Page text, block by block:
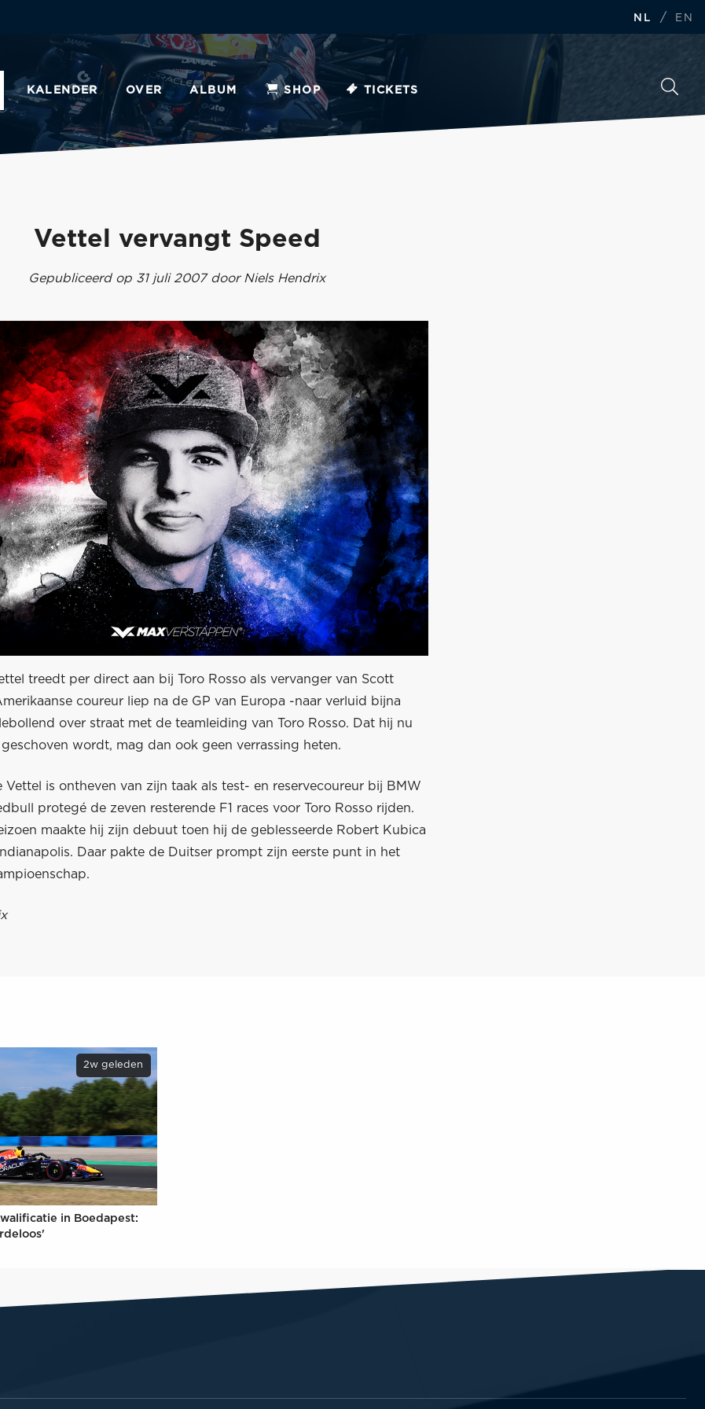
NL / EN
KALENDER OVER ALBUM SHOP TICKETS
Vettel vervangt Speed
Gepubliceerd op 31 juli 2007 door Niels Hendrix
treedt per direct aan bij Toro Rosso als vervanger van Scott
coureur liep na de GP van Europa -naar verluid bijna
over straat met de teamleiding van Toro Rosso. Dat hij nu
wordt, mag dan ook geen verrassing heten.
Vettel is ontheven van zijn taak als test- en reservecoureur bij BMW
protegé de zeven resterende F1 races voor Toro Rosso rijden.
maakte hij zijn debuut toen hij de geblesseerde Robert Kubica
Daar pakte de Duitser prompt zijn eerste punt in het
2w geleden
in Boedapest: